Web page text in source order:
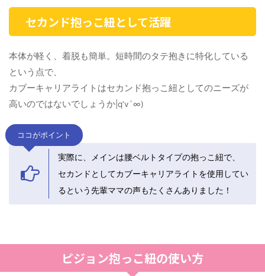
セカンド抱っこ紐として活躍
本体が軽く、着脱も簡単。短時間のタテ抱きに特化している
という点で、
カブーキャリアライトはセカンド抱っこ紐としてのニーズが
高いのではないでしょうか |q’v`∞)
ココがポイント
実際に、メインは腰ベルトタイプの抱っこ紐で、
セカンドとしてカブーキャリアライトを使用してい
るという先輩ママの声もたくさんありました！
ピジョン抱っこ紐の使い方